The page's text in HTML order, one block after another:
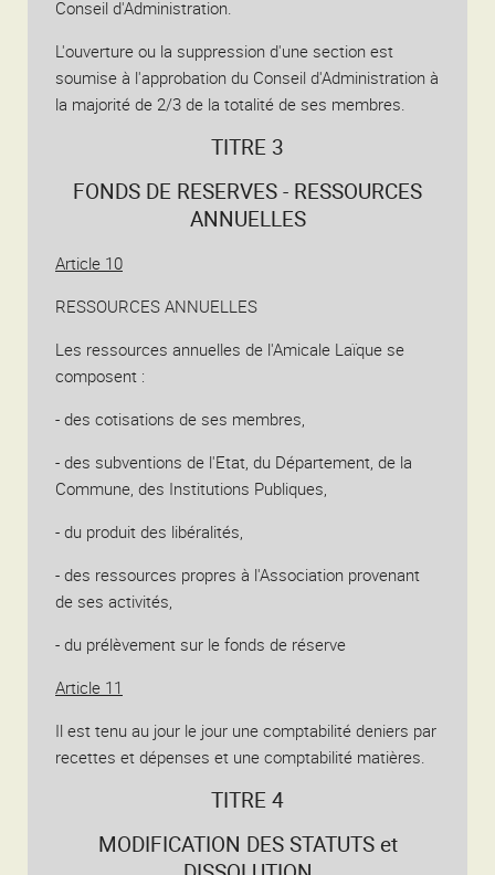
Conseil d'Administration.
L'ouverture ou la suppression d'une section est
soumise à l'approbation du Conseil d'Administration à
la majorité de 2/3 de la totalité de ses membres.
TITRE 3
FONDS DE RESERVES - RESSOURCES
ANNUELLES
Article 10
RESSOURCES ANNUELLES
Les ressources annuelles de l'Amicale Laïque se
composent :
- des cotisations de ses membres,
- des subventions de l'Etat, du Département, de la
Commune, des Institutions Publiques,
- du produit des libéralités,
- des ressources propres à l'Association provenant
de ses activités,
- du prélèvement sur le fonds de réserve
Article 11
Il est tenu au jour le jour une comptabilité deniers par
recettes et dépenses et une comptabilité matières.
TITRE 4
MODIFICATION DES STATUTS et